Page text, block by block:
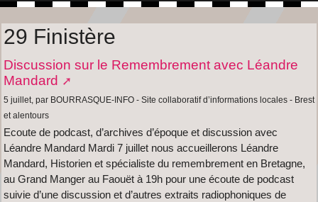
29 Finistère
Discussion sur le Remembrement avec Léandre
Mandard
5 juillet, par BOURRASQUE-INFO - Site collaboratif d’informations locales - Brest
et alentours
Ecoute de podcast, d’archives d’époque et discussion avec
Léandre Mandard Mardi 7 juillet nous accueillerons Léandre
Mandard, Historien et spécialiste du remembrement en Bretagne,
au Grand Manger au Faouët à 19h pour une écoute de podcast
suivie d’une discussion et d’autres extraits radiophoniques de